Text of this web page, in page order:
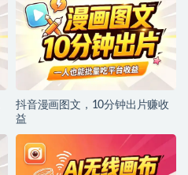
抖音漫画图文，10分钟出片赚收
益